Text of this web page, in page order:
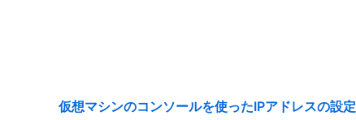
仮想マシンのコンソールを使ったIPアドレスの設定